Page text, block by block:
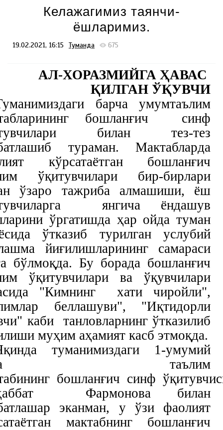
Келажагимиз таянчи-
ёшларимиз.
19.02.2021, 16:15 Туманда 675
АЛ-ХОРАЗМИЙГА ҲАВАС
ҚИЛГАН ЎҚУВЧИ
барча умумтаълим
бошланғич синф
билан тез-тез
тураман. Мактабларда
кўрсатаётган бошланғич
ўқитувчилари бир-бирлари
ўзаро тажриба алмашиши, ёш
янгича ёндашув
ўргатишда ҳар ойда туман
ўтказиб турилган услубий
йиғилишларининг самараси
бўлмоқда. Бу борада бошланғич
ўқитувчилари ва ўқувчилари
"Кимнинг хати чиройли",
беллашуви", "Иқтидорли
каби танловларнинг ўтказилиб
муҳим аҳамият касб этмоқда.
туманимиздаги 1-умумий
таълим
бошланғич синф
Фармонова билан
эканман, у ўзи фаолият
мактабнинг бошланғич